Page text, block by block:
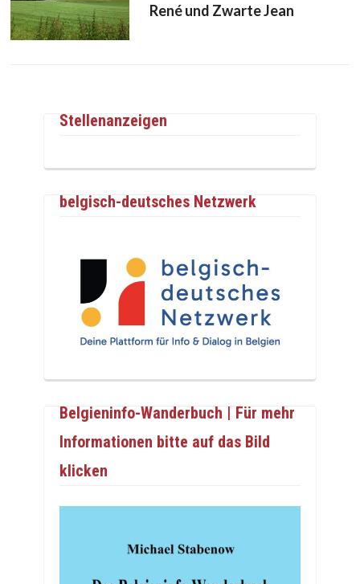
René und Zwarte Jean
Stellenanzeigen
belgisch-deutsches Netzwerk
Belgieninfo-Wanderbuch | Für mehr
Informationen bitte auf das Bild
klicken